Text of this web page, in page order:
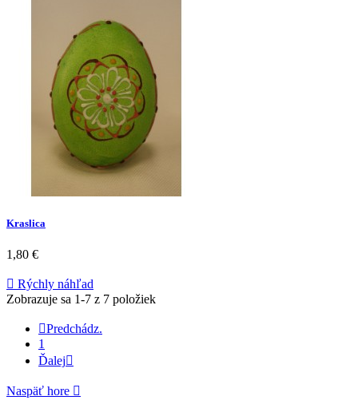
Kraslica
1,80 €
 Rýchly náhľad
Zobrazuje sa 1-7 z 7 položiek
Predchádz.
1
Ďalej
Naspäť hore 